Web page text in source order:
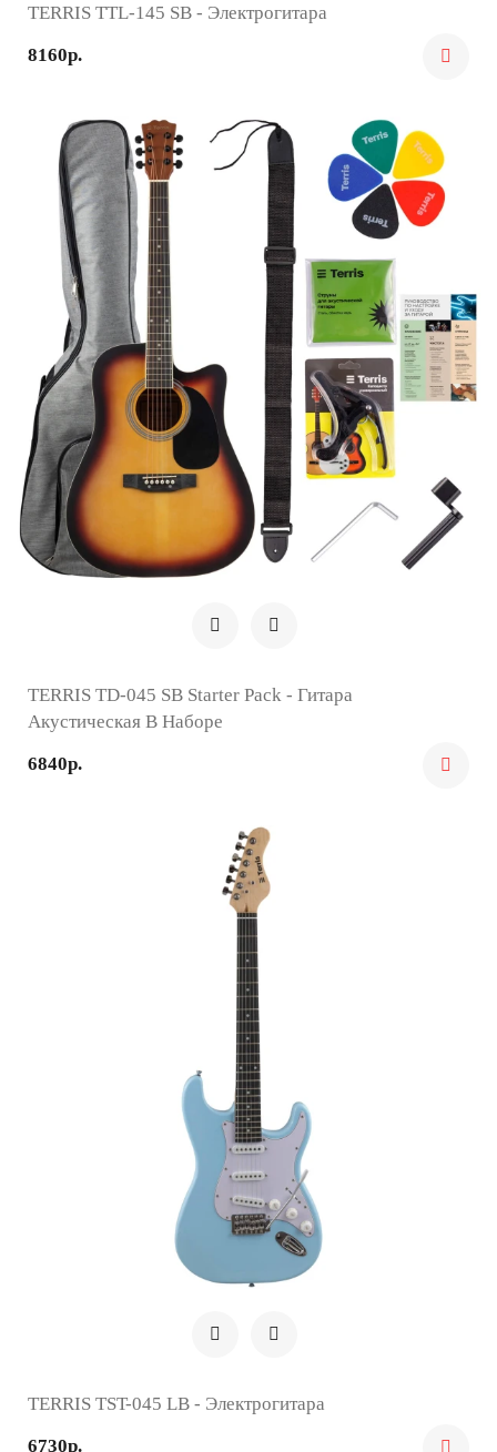
TERRIS TTL-145 SB - Электрогитара
8160р.
TERRIS TD-045 SB Starter Pack - Гитара
Акустическая В Наборе
6840р.
TERRIS TST-045 LB - Электрогитара
6730р.